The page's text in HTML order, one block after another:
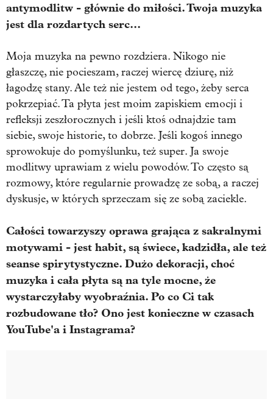
antymodlitw - głównie do miłości. Twoja muzyka
jest dla rozdartych serc...
Moja muzyka na pewno rozdziera. Nikogo nie
głaszczę, nie pocieszam, raczej wiercę dziurę, niż
łagodzę stany. Ale też nie jestem od tego, żeby serca
pokrzepiać. Ta płyta jest moim zapiskiem emocji i
refleksji zeszłorocznych i jeśli ktoś odnajdzie tam
siebie, swoje historie, to dobrze. Jeśli kogoś innego
sprowokuje do pomyślunku, też super. Ja swoje
modlitwy uprawiam z wielu powodów. To często są
rozmowy, które regularnie prowadzę ze sobą, a raczej
dyskusje, w których sprzeczam się ze sobą zaciekle.
Całości towarzyszy oprawa grająca z sakralnymi
motywami - jest habit, są świece, kadzidła, ale też
seanse spirytystyczne. Dużo dekoracji, choć
muzyka i cała płyta są na tyle mocne, że
wystarczyłaby wyobraźnia. Po co Ci tak
rozbudowane tło? Ono jest konieczne w czasach
YouTube'a i Instagrama?